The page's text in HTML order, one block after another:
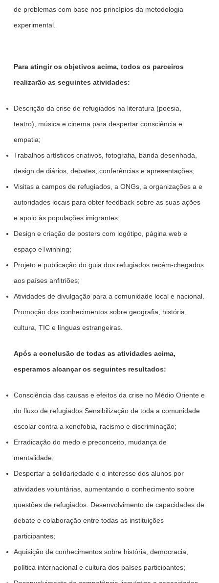
de problemas com base nos princípios da metodologia
experimental.
Para atingir os objetivos acima, todos os parceiros
realizarão as seguintes atividades:
Descrição da crise de refugiados na literatura (poesia,
teatro), música e cinema para despertar consciência e
empatia;
Trabalhos artísticos criativos, fotografia, banda desenhada,
design de diários, debates, conferências e apresentações;
Visitas a campos de refugiados, a ONGs, a organizações a e
autoridades locais para obter feedback sobre as suas ações
e apoio às populações imigrantes;
Design e criação de posters com logótipo, página web e
espaço eTwinning;
Projeto e publicação do guia dos refugiados recém-chegados
aos países anfitriões;
Atividades de divulgação para a comunidade local e nacional.
Promoção dos conhecimentos sobre geografia, história,
cultura, TIC e línguas estrangeiras.
Após a conclusão de todas as atividades acima,
esperamos alcançar os seguintes resultados:
Consciência das causas e efeitos da crise no Médio Oriente e
do fluxo de refugiados Sensibilização de toda a comunidade
escolar contra a xenofobia, racismo e discriminação;
Erradicação do medo e preconceito, mudança de
mentalidade;
Despertar a solidariedade e o interesse dos alunos por
atividades voluntárias, aumentando o conhecimento sobre
questões de refugiados. Desenvolvimento de capacidades de
debate e colaboração entre todas as instituições
participantes;
Aquisição de conhecimentos sobre história, democracia,
política internacional e cultura dos países participantes;